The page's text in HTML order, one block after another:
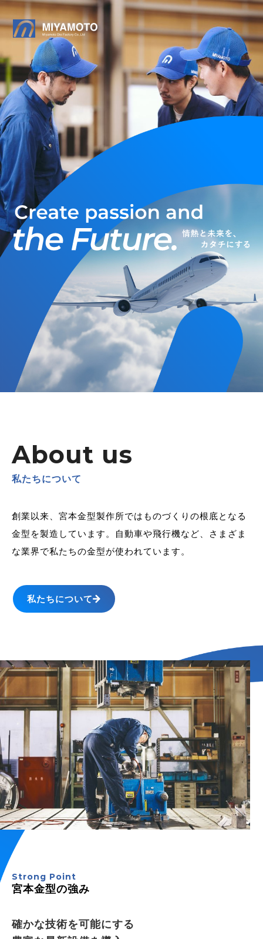
About us
私たちについて
創業以来、宮本金型製作所ではものづくりの根底となる
金型を製造しています。
自動車や飛行機など、さまざま
な業界で私たちの金型が使われています。
私たちについて
宮本金型の強み
Strong Point
確かな技術を可能にする